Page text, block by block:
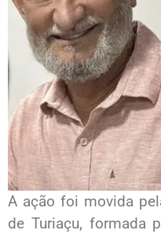
A ação foi movida
de Turiaçu, formada